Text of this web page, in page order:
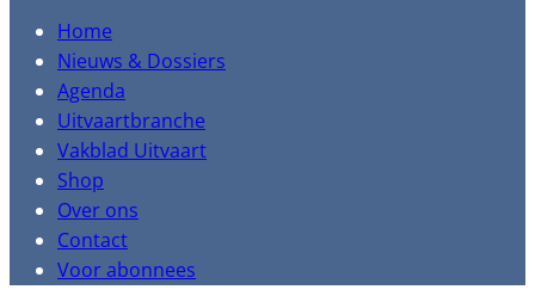
Home
Nieuws & Dossiers
Agenda
Uitvaartbranche
Vakblad Uitvaart
Shop
Over ons
Contact
Voor abonnees